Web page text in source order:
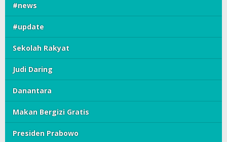
#news
#update
Sekolah Rakyat
Judi Daring
Danantara
Makan Bergizi Gratis
Presiden Prabowo